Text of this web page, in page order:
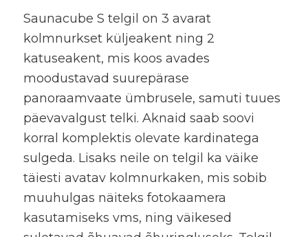
Saunacube S telgil on 3 avarat
kolmnurkset küljeakent ning 2
katuseakent, mis koos avades
moodustavad suurepärase
panoraamvaate ümbrusele, samuti tuues
päevavalgust telki. Aknaid saab soovi
korral komplektis olevate kardinatega
sulgeda. Lisaks neile on telgil ka väike
täiesti avatav kolmnurkaken, mis sobib
muuhulgas näiteks fotokaamera
kasutamiseks vms, ning väikesed